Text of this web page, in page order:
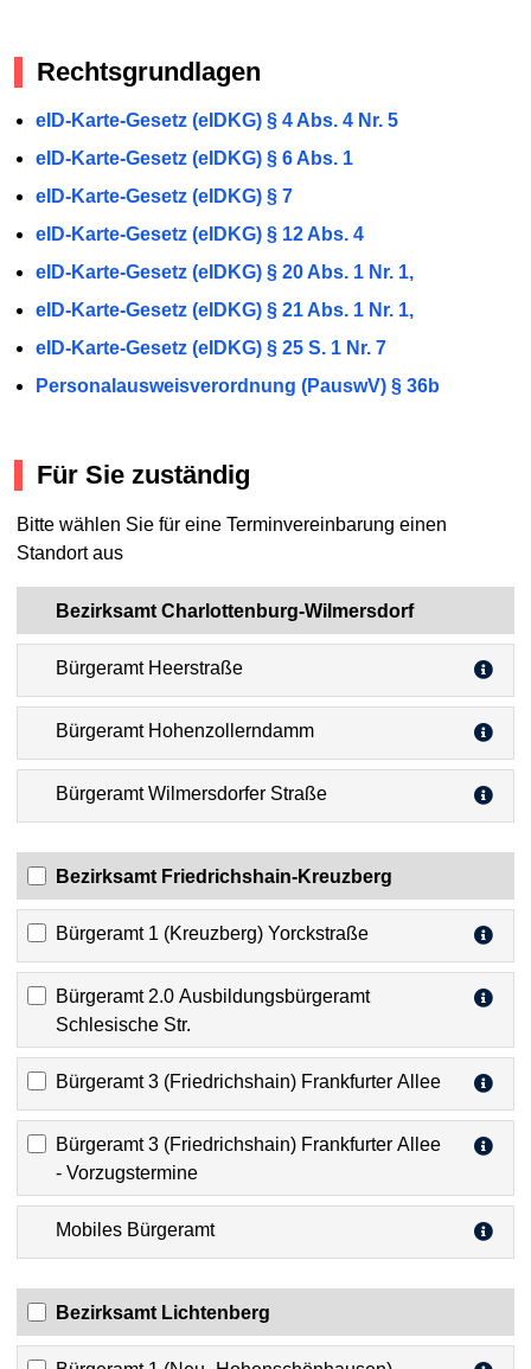
Rechtsgrundlagen
eID-Karte-Gesetz (eIDKG) § 4 Abs. 4 Nr. 5
eID-Karte-Gesetz (eIDKG) § 6 Abs. 1
eID-Karte-Gesetz (eIDKG) § 7
eID-Karte-Gesetz (eIDKG) § 12 Abs. 4
eID-Karte-Gesetz (eIDKG) § 20 Abs. 1 Nr. 1,
eID-Karte-Gesetz (eIDKG) § 21 Abs. 1 Nr. 1,
eID-Karte-Gesetz (eIDKG) § 25 S. 1 Nr. 7
Personalausweisverordnung (PauswV) § 36b
Für Sie zuständig
Bitte wählen Sie für eine Terminvereinbarung einen
Standort aus
Bezirksamt Charlottenburg-Wilmersdorf
Bürgeramt Heerstraße
Bürgeramt Hohenzollerndamm
Bürgeramt Wilmersdorfer Straße
Bezirksamt Friedrichshain-Kreuzberg
Bürgeramt 1 (Kreuzberg) Yorckstraße
Bürgeramt 2.0 Ausbildungsbürgeramt
Schlesische Str.
Bürgeramt 3 (Friedrichshain) Frankfurter Allee
Bürgeramt 3 (Friedrichshain) Frankfurter Allee
- Vorzugstermine
Mobiles Bürgeramt
Bezirksamt Lichtenberg